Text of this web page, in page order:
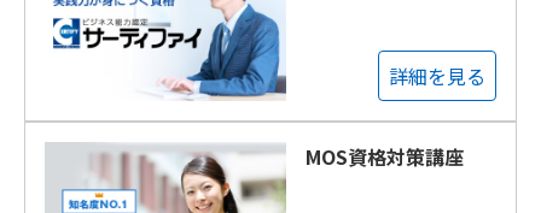
詳細を見る
MOS資格対策講座